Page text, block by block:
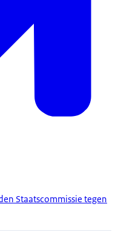
Staatscommissie tegen